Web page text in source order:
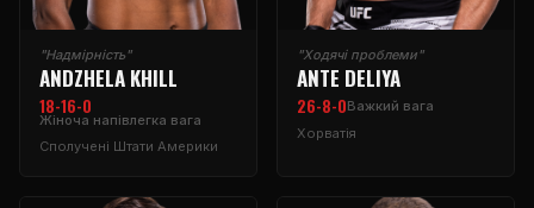
"Надмірність"
ANDZHELA KHILL
18-16-0
Жіноча напівлегка вага
Сполучені Штати Америки
"Ходячі проблеми"
ANTE DELIYA
26-8-0Важкий вага
Хорватія